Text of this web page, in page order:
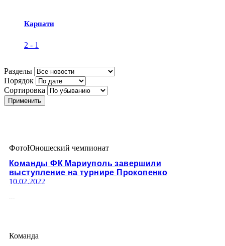
Карпати
2 - 1
Разделы
Порядок
Сортировка
Применить
ФотоЮношеский чемпионат
Команды ФК Мариуполь завершили
выступление на турнире Прокопенко
10.02.2022
...
Команда